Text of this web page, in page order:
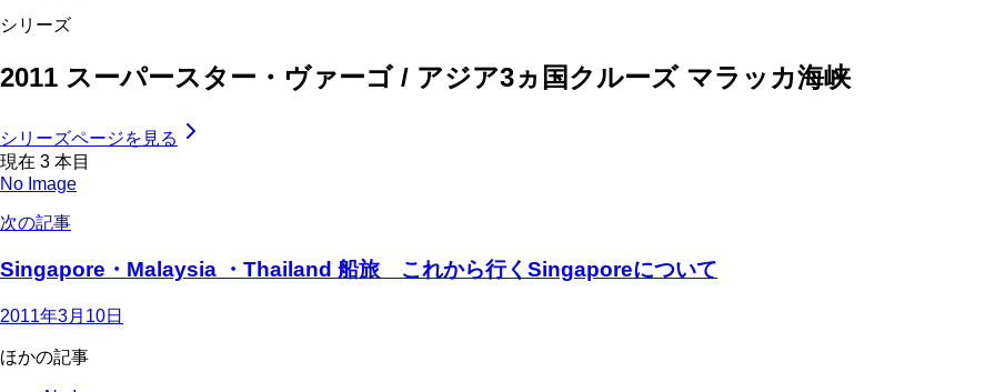
シリーズ
2011 スーパースター・ヴァーゴ / アジア3ヵ国クルーズ マラッカ海峡
シリーズページを見る
現在 3 本目
No Image
次の記事
Singapore・Malaysia ・Thailand 船旅 これから行くSingaporeについて
2011年3月10日
ほかの記事